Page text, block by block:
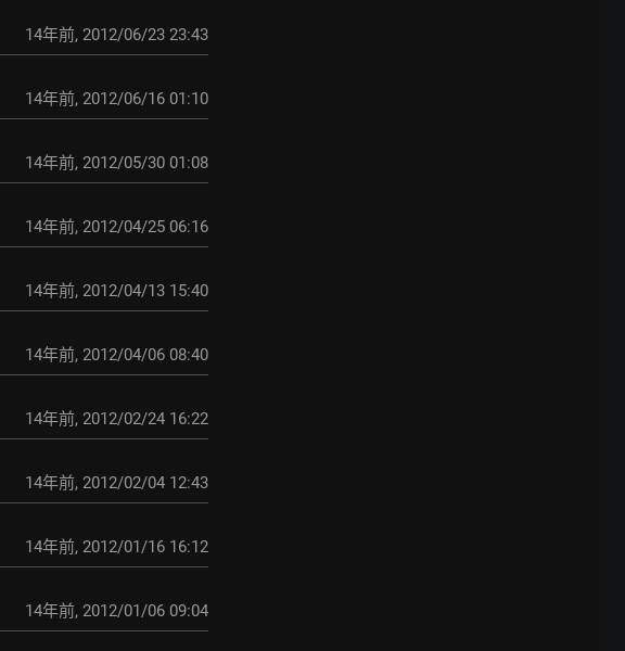
14年前, 2012/06/23 23:43
14年前, 2012/06/16 01:10
14年前, 2012/05/30 01:08
14年前, 2012/04/25 06:16
14年前, 2012/04/13 15:40
14年前, 2012/04/06 08:40
14年前, 2012/02/24 16:22
14年前, 2012/02/04 12:43
14年前, 2012/01/16 16:12
14年前, 2012/01/06 09:04